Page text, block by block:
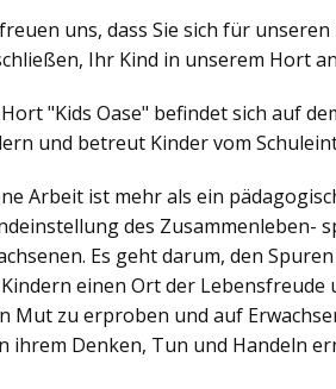
uns, dass Sie sich für
Ihr Kind in unserem Hort
"Kids Oase" befindet sich auf
und betreut Kinder vom
Arbeit ist mehr als ein
des Zusammenleben-
Es geht darum, den
einen Ort der
Mut zu erproben und auf
ihrem Denken, Tun und Handeln